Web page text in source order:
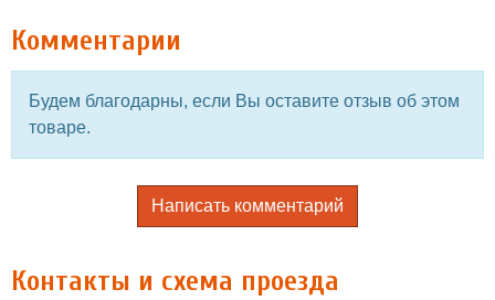
Комментарии
Будем благодарны, если Вы оставите отзыв об этом
товаре.
Написать комментарий
Контакты и схема проезда